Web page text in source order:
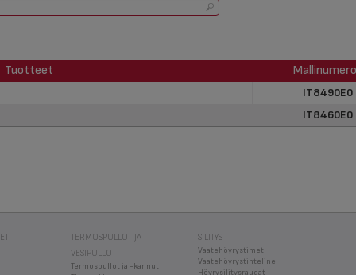
Tuotteet
IT8490E0
IT8460E0
TERMOSPULLOT JA
VESIPULLOT
Termospullot ja -kannut
SILITYS
Vaatehöyrystimet
Vaatehöyrystinteline
Höyrysilitysraudat